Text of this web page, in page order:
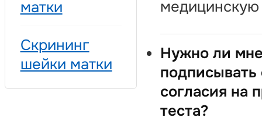
матки
Скрининг
шейки матки
медицинскую
Нужно ли
согласия на
теста?